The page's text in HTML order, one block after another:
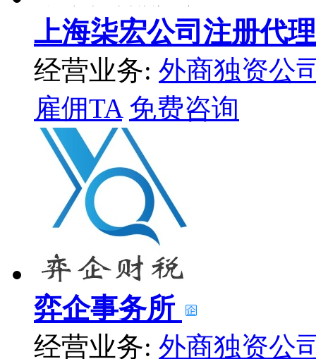
上海柒宏公司注册代
经营业务: 外商独资公
雇佣TA 免费咨询
弈企事务所
经营业务: 外商独资公